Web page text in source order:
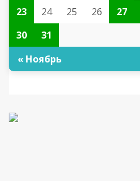
23
24 25 26 27
30
31
« Ноябрь